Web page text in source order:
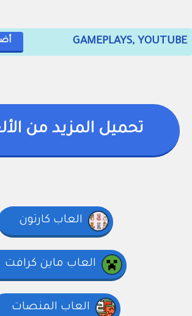
GAMEPLAYS, YOUTUBE
تحميل المزيد من
العاب كارتون
العاب ماين كرافت
العاب المنصات